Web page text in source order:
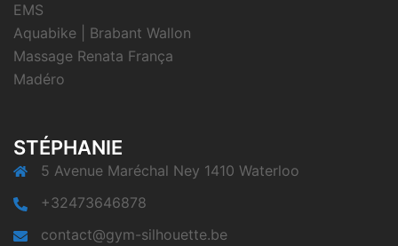
EMS
Aquabike | Brabant Wallon
Massage Renata França
Madéro
STÉPHANIE
5 Avenue Maréchal Ney 1410 Waterloo
+32473646878
contact@gym-silhouette.be